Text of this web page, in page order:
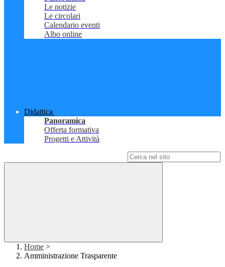
Le notizie
Le circolari
Calendario eventi
Albo online
Didattica
Panoramica
Offerta formativa
Progetti e Attività
Home >
Amministrazione Trasparente